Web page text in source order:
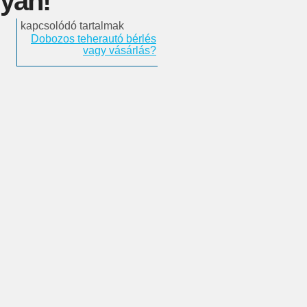
kapcsolódó tartalmak
Dobozos teherautó bérlés
vagy vásárlás?